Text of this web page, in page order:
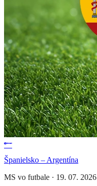
Španielsko – Argentína
MS vo futbale · 19. 07. 2026